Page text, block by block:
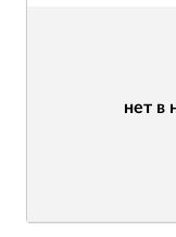
нет в